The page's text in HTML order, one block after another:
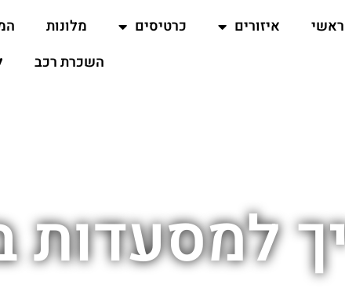
ראשי איזורים כרטיסים מלונות
השכרת רכב
למסעדות